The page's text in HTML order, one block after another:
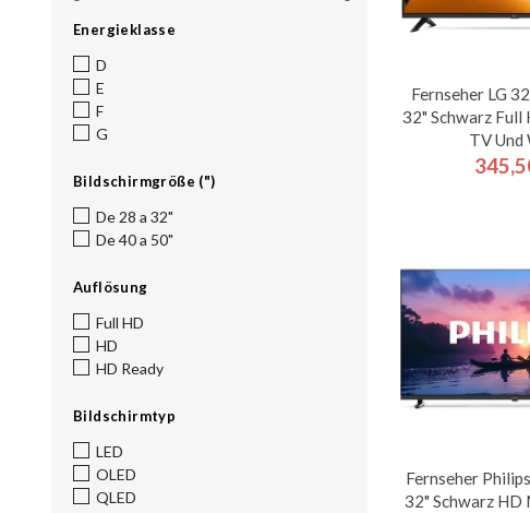
Energieklasse
D
E
F
G
Bildschirmgröße (")
De 28 a 32"
De 40 a 50"
Auflösung
Full HD
HD
HD Ready
Bildschirmtyp
LED
OLED
QLED
Fernseher LG
32" Schwarz
TV Und
Fernseher
32" Schwarz